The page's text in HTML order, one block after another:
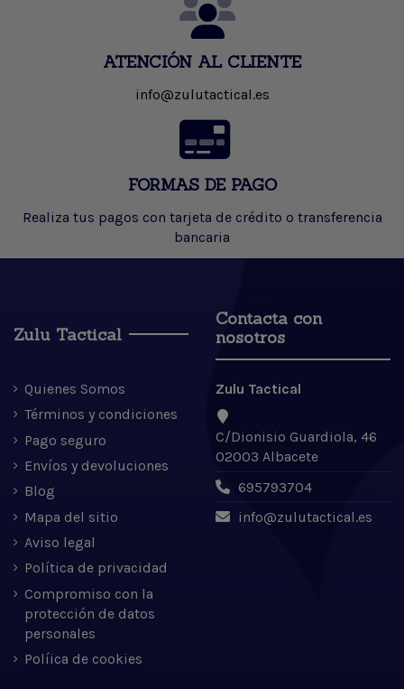
ATENCIÓN AL CLIENTE
info@zulutactical.es
FORMAS DE PAGO
Realiza tus pagos con tarjeta de crédito o transferencia
bancaria
Zulu Tactical
Quienes Somos
Términos y condiciones
Pago seguro
Envíos y devoluciones
Blog
Mapa del sitio
Aviso legal
Política de privacidad
Compromiso con la
protección de datos
personales
Políica de cookies
Contacta con
nosotros
Zulu Tactical
C/Dionisio Guardiola, 46
02003 Albacete
695793704
info@zulutactical.es